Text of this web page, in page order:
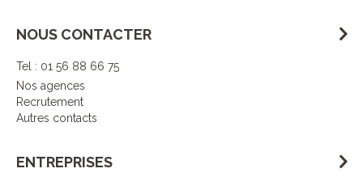
NOUS CONTACTER
Tel : 01 56 88 66 75
Nos agences
Recrutement
Autres contacts
ENTREPRISES